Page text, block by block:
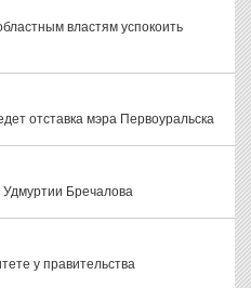
властям успокоить
отставка мэра Первоуральска
Удмуртии Бречалова
у правительства